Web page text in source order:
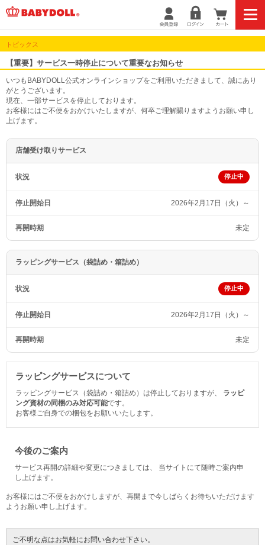
トピックス
【重要】サービス一時停止について重要なお知らせ
いつもBABYDOLL公式オンラインショップをご利用いただきまして、誠にあり
がとうございます。
現在、一部サービスを停止しております。
お客様にはご不便をおかけいたしますが、何卒ご理解賜りますようお願い申し
上げます。
店舗受け取りサービス
状況 停止中
停止開始日 2026年2月17日（火）～
再開時期 未定
ラッピングサービス（袋詰め・箱詰め）
状況 停止中
停止開始日 2026年2月17日（火）～
再開時期 未定
ラッピングサービスについて
ラッピングサービス（袋詰め・箱詰め）は停止しておりますが、 ラッピ
ング資材の同梱のみ対応可能です。
お客様ご自身での梱包をお願いいたします。
今後のご案内
サービス再開の詳細や変更につきましては、 当サイトにて随時ご案内申
し上げます。
お客様にはご不便をおかけしますが、再開まで今しばらくお待ちいただけます
ようお願い申し上げます。
ご不明な点はお気軽にお問い合わせ下さい。